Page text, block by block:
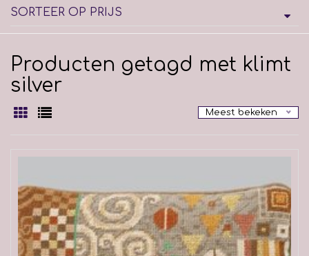
SORTEER OP PRIJS
Producten getagd met klimt
silver
Meest bekeken